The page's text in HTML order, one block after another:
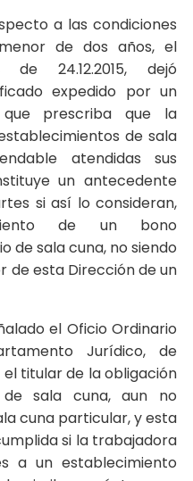
a las condiciones
de dos años, el
24.12.2015, dejó
expedido por un
prescriba que la
de sala
atendidas sus
un antecedente
si así lo consideran,
de un bono
de sala cuna, no siendo
de esta Dirección de un
el Oficio Ordinario
Jurídico, de
el titular de la obligación
sala cuna, aun no
cuna particular, y esta
si la trabajadora
a un establecimiento